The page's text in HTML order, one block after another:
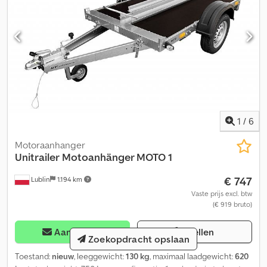
1 / 6
Lublin 1.194 km
Motoraanhanger
Unitrailer Motoanhänger MOTO 1
€ 747
Vaste prijs excl. btw
(€ 919 bruto)
Aanvragen Bellen
Toestand: nieuw, leeggewicht:130 kg, maximaal laadgewicht:620
Zoekopdracht opslaan